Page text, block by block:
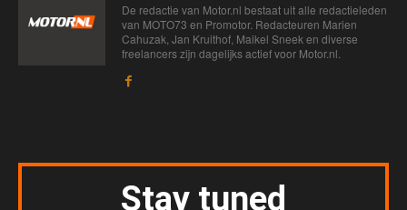
De redactie van Motor.nl bestaat uit alle redactieleden
van MOTO73 en Promotor. Redacteuren Marien
Cahuzak, Jan Kruithof, Maikel Sneek en diverse
freelancers zijn dagelijks actief voor Motor.nl.
Stay tuned